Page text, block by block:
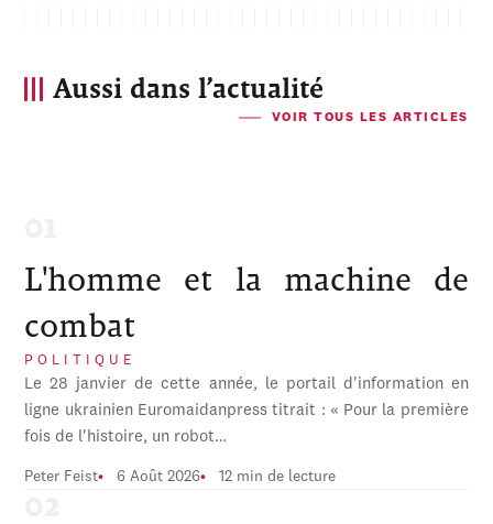
Aussi dans l’actualité
VOIR TOUS LES ARTICLES
L'homme et la machine de
combat
POLITIQUE
Le 28 janvier de cette année, le portail d'information en
ligne ukrainien Euromaidanpress titrait : « Pour la première
fois de l'histoire, un robot…
Peter Feist 6 Août 2026 12 min de lecture